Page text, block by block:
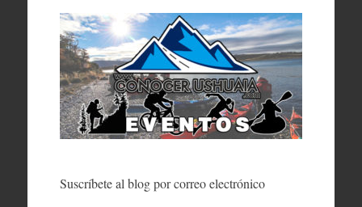
Suscríbete al blog por correo electrónico